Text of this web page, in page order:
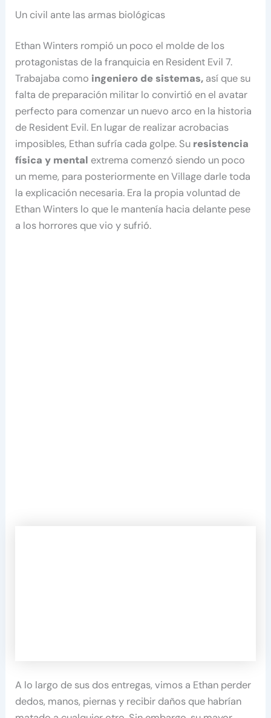
Un civil ante las armas biológicas
Ethan Winters rompió un poco el molde de los
protagonistas de la franquicia en Resident Evil 7.
Trabajaba como ingeniero de sistemas, así que su
falta de preparación militar lo convirtió en el avatar
perfecto para comenzar un nuevo arco en la historia
de Resident Evil. En lugar de realizar acrobacias
imposibles, Ethan sufría cada golpe. Su resistencia
física y mental extrema comenzó siendo un poco
un meme, para posteriormente en Village darle toda
la explicación necesaria. Era la propia voluntad de
Ethan Winters lo que le mantenía hacia delante pese
a los horrores que vio y sufrió.
A lo largo de sus dos entregas, vimos a Ethan perder
dedos, manos, piernas y recibir daños que habrían